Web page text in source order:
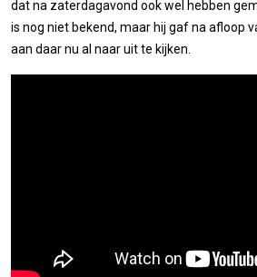
dat na zaterdagavond ook wel hebben
is nog niet bekend, maar hij gaf na afloop
aan daar nu al naar uit te kijken.